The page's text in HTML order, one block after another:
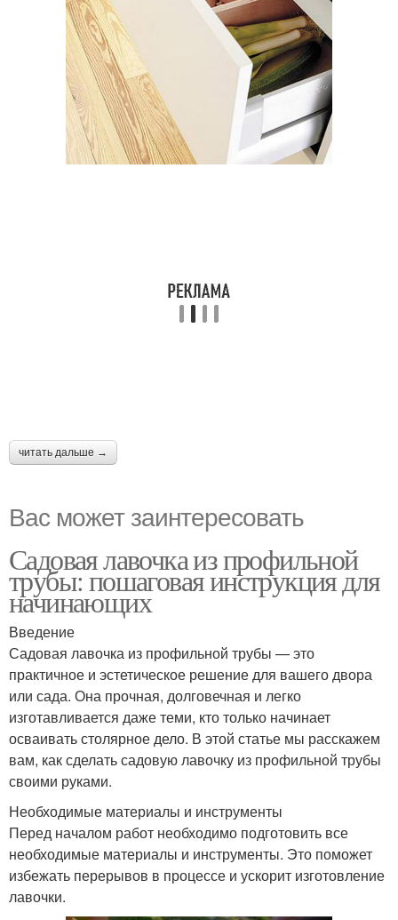
читать дальше →
Вас может заинтересовать
Садовая лавочка из профильной
трубы: пошаговая инструкция для
начинающих
Введение
Садовая лавочка из профильной трубы — это
практичное и эстетическое решение для вашего двора
или сада. Она прочная, долговечная и легко
изготавливается даже теми, кто только начинает
осваивать столярное дело. В этой статье мы расскажем
вам, как сделать садовую лавочку из профильной трубы
своими руками.
Необходимые материалы и инструменты
Перед началом работ необходимо подготовить все
необходимые материалы и инструменты. Это поможет
избежать перерывов в процессе и ускорит изготовление
лавочки.